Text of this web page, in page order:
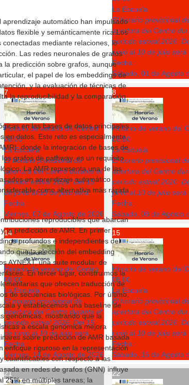
La Escuela
El horario provisional
apertura del Centro
periodo estival 2026:
junio al 10 de julio será
Fecha :
Sábado, 01 de Agosto
7
Horario de verano del Centro
08:00
La Escuela
El horario provisional de
apertura del Centro durante el
periodo estival 2026: Del 15
de junio al 10 de julio será
Fecha :
Viernes, 07 de Agosto de 2026
8
Horario de verano del
08:00
La Escuela
El horario provisional
apertura del Centro
periodo estival 2026:
junio al 10 de julio será
Fecha :
Sábado, 08 de Agosto
14
Horario de verano del Centro
08:00
La Escuela
El horario provisional de
apertura del Centro durante el
periodo estival 2026: Del 15
de junio al 10 de julio será
Fecha :
Viernes, 14 de Agosto de 2026
15
Horario de verano del
08:00
La Escuela
El horario provisional
apertura del Centro
periodo estival 2026:
junio al 10 de julio será
Fecha :
Sábado, 15 de Agosto
21 22
automático han impulsado
flexible y semánticamente rica.Los
mediante relaciones, lo
Las redes neuronales de grafos
la predicción sobre grafos, aunque
el papel de los embeddings de
y la evaluación de técnicas de
la reproducibilidad y la comparación
en las bases de datos principales
en datos. Este reto es especialmente
donde la integración de bases de
grafos de pathway, es un requisito
La AMR representa una de las
en aprendizaje automático
como alternativa más rápida
reproducibles que abarcan
la predicción de AMR. En primer
profundos e independientes del
que la elección del embedding
AYNEXT, una suite modular de
En tercer lugar, construimos la
que ofrecen traducción de
de secuencias biológicas. Por último,
y establecemos una baseline de
genómicas, mostrando que la
a escala genómica mejora
sobre predicción de AMR basada
enfoque riguroso en la representación
cuantificables con respecto a las
en redes de grafos (GNN) influye
25% en múltiples tareas; la